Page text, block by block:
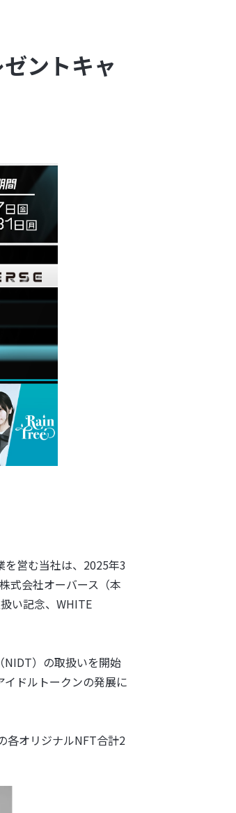
ントキャ
営む当社は、2025年3
式会社オーバース（本
い記念、WHITE
NIDT）の取扱いを開始
ドルトークンの発展に
各オリジナルNFT合計2